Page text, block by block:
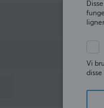
Vi